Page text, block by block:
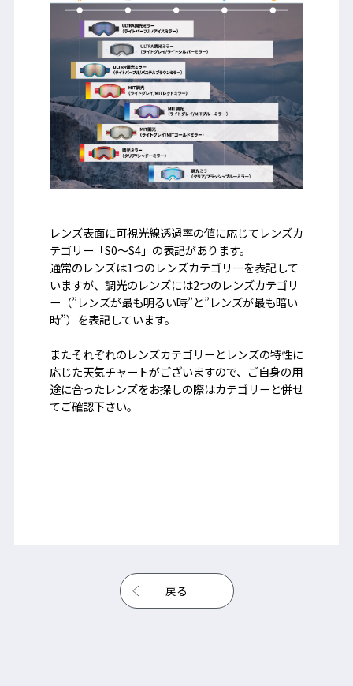
レンズ表面に可視光線透過率の値に応じてレンズカ
テゴリー「S0～S4」の表記があります。
通常のレンズは1つのレンズカテゴリーを表記して
いますが、調光のレンズには2つのレンズカテゴリ
ー（”レンズが最も明るい時”と”レンズが最も暗い
時”）を表記しています。
またそれぞれのレンズカテゴリーとレンズの特性に
応じた天気チャートがございますので、ご自身の用
途に合ったレンズをお探しの際はカテゴリーと併せ
てご確認下さい。
戻る